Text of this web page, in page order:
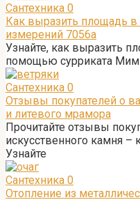
Сантехника 0
Как выразить площадь в
измерений 7056а
Узнайте, как выразить
помощью сурриката
Сантехника 0
Отзывы покупателей о
и литевого мрамора
Прочитайте отзывы
искусственного камня –
Узнайте
Сантехника 0
Отопление из